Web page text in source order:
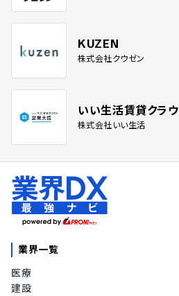
KUZEN
株式会社クウゼン
いい生活賃貸クラ
株式会社いい生活
業界一覧
医療
建設